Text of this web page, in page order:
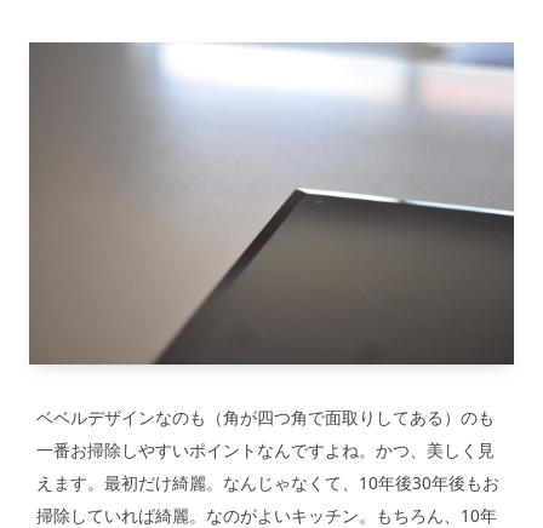
ベベルデザインなのも（角が四つ角で面取りしてある）のも
一番お掃除しやすいポイントなんですよね。かつ、美しく見
えます。最初だけ綺麗。なんじゃなくて、10年後30年後もお
掃除していれば綺麗。なのがよいキッチン。もちろん、10年